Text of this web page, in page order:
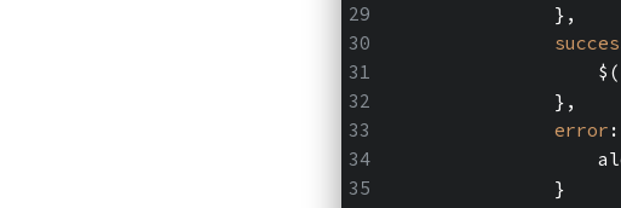
                },
                    $(
                },
error :
                }